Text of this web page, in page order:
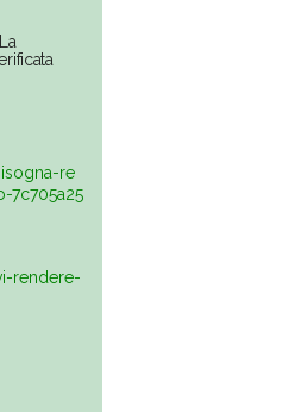
re
rendere-